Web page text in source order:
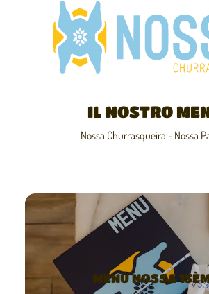
IL NOSTRO
Nossa Churrasqueira - Nossa
MENU NOSSA